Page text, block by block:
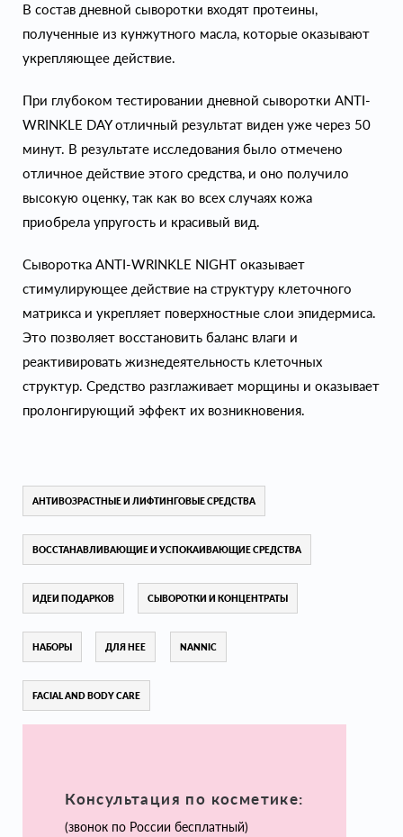
В состав дневной сыворотки входят протеины,
полученные из кунжутного масла, которые оказывают
укрепляющее действие.
При глубоком тестировании дневной сыворотки ANTI-
WRINKLE DAY отличный результат виден уже через 50
минут. В результате исследования было отмечено
отличное действие этого средства, и оно получило
высокую оценку, так как во всех случаях кожа
приобрела упругость и красивый вид.
Сыворотка ANTI-WRINKLE NIGHT оказывает
стимулирующее действие на структуру клеточного
матрикса и укрепляет поверхностные слои эпидермиса.
Это позволяет восстановить баланс влаги и
реактивировать жизнедеятельность клеточных
структур. Средство разглаживает морщины и оказывает
пролонгирующий эффект их возникновения.
АНТИВОЗРАСТНЫЕ И ЛИФТИНГОВЫЕ СРЕДСТВА
ВОССТАНАВЛИВАЮЩИЕ И УСПОКАИВАЮЩИЕ СРЕДСТВА
ИДЕИ ПОДАРКОВ СЫВОРОТКИ И КОНЦЕНТРАТЫ
НАБОРЫ ДЛЯ НЕЕ NANNIC
FACIAL AND BODY CARE
Консультация по косметике:
(звонок по России бесплатный)